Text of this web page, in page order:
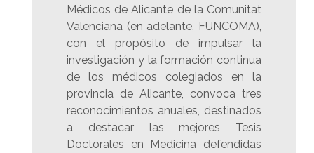
Médicos de Alicante de la Comunitat
Valenciana (en adelante, FUNCOMA),
con el propósito de impulsar la
investigación y la formación continua
de los médicos colegiados en la
provincia de Alicante, convoca tres
reconocimientos anuales, destinados
a destacar las mejores Tesis
Doctorales en Medicina defendidas